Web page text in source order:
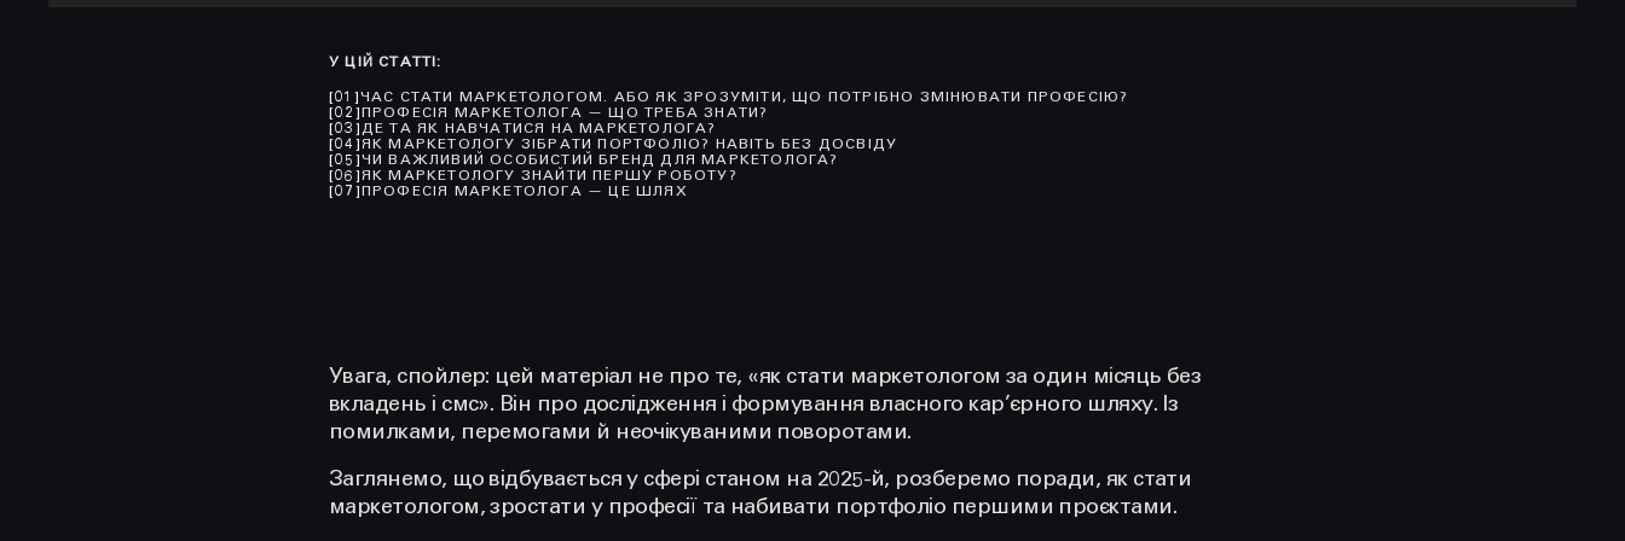
У ЦІЙ СТАТТІ:
[01 ]ЧАС СТАТИ МАРКЕТОЛОГОМ. АБО ЯК ЗРОЗУМІТИ, ЩО ПОТРІБНО ЗМІНЮВАТИ ПРОФЕСІЮ?
[02 ] ПРОФЕСІЯ МАРКЕТОЛОГА — ЩО ТРЕБА ЗНАТИ?
[03 ]ДЕ ТА ЯК НАВЧАТИСЯ НА МАРКЕТОЛОГА?
[04 ]ЯК МАРКЕТОЛОГУ ЗІБРАТИ ПОРТФОЛІО? НАВІТЬ БЕЗ ДОСВІДУ
[05 ]ЧИ ВАЖЛИВИЙ ОСОБИСТИЙ БРЕНД ДЛЯ МАРКЕТОЛОГА?
[06 ]ЯК МАРКЕТОЛОГУ ЗНАЙТИ ПЕРШУ РОБОТУ?
[07 ] ПРОФЕСІЯ МАРКЕТОЛОГА — ЦЕ ШЛЯХ
Увага, спойлер: цей матеріал не про те, «як стати маркетологом за один місяць без
вкладень і смс». Він про дослідження і формування власного кар’єрного шляху. Із
помилками, перемогами й неочікуваними поворотами.
Заглянемо, що відбувається у сфері станом на 2025-й, розберемо поради, як стати
маркетологом, зростати у професії та набивати портфоліо першими проєктами.